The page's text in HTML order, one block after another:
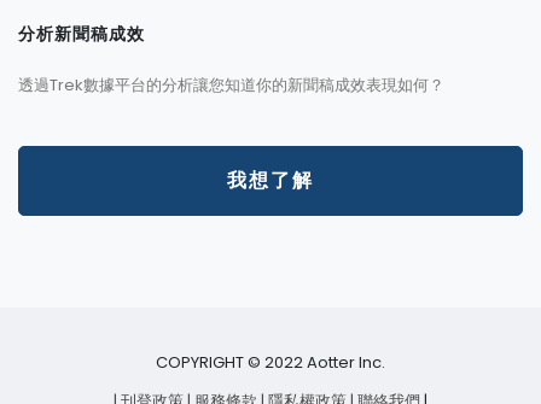
分析新聞稿成效
透過Trek數據平台的分析讓您知道你的新聞稿成效表現如何？
我想了解
COPYRIGHT © 2022 Aotter Inc.